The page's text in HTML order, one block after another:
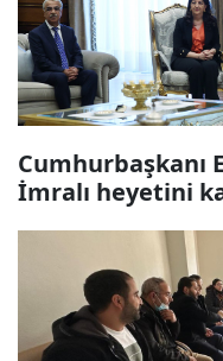
Cumhurbaşkanı
İmralı heyetini